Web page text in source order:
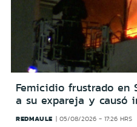
Femicidio frustrado en
a su expareja y causó
REDMAULE 05/08/2026 - 17:26 HRS